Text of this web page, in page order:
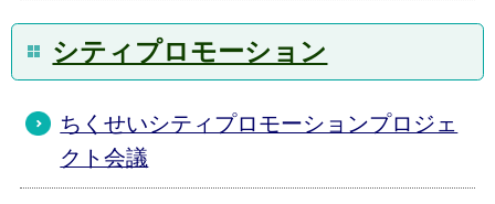
シティプロモーション
ちくせいシティプロモーションプロジェ
クト会議